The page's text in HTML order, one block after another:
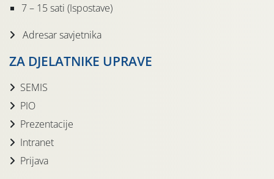
7 – 15 sati (Ispostave)
Adresar savjetnika
ZA DJELATNIKE UPRAVE
SEMIS
PIO
Prezentacije
Intranet
Prijava